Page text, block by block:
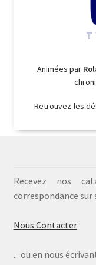
Animées par
Retrouvez-les
Recevez nos
correspondance sur
Nous Contacter
... ou en nous